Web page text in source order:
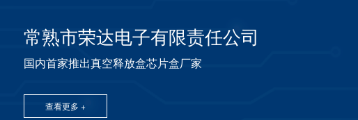
常熟市荣达电子有限责任公司
国内首家推出真空释放盒芯片盒厂家
查看更多 +